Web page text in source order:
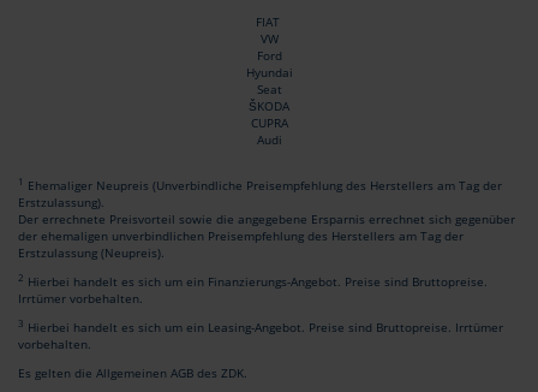
FIAT
VW
Ford
Hyundai
Seat
ŠKODA
CUPRA
Audi
1 Ehemaliger Neupreis (Unverbindliche Preisempfehlung des Herstellers am Tag der
Erstzulassung).
Der errechnete Preisvorteil sowie die angegebene Ersparnis errechnet sich gegenüber
der ehemaligen unverbindlichen Preisempfehlung des Herstellers am Tag der
Erstzulassung (Neupreis).
2 Hierbei handelt es sich um ein Finanzierungs-Angebot. Preise sind Bruttopreise.
Irrtümer vorbehalten.
3 Hierbei handelt es sich um ein Leasing-Angebot. Preise sind Bruttopreise. Irrtümer
vorbehalten.
Es gelten die Allgemeinen AGB des ZDK.